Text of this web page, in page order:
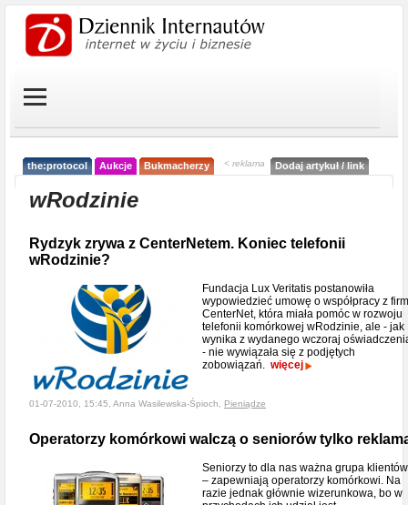
the:protocol Aukcje Bukmacherzy < reklama Dodaj artykuł / link
wRodzinie
Rydzyk zrywa z CenterNetem. Koniec telefonii
wRodzinie?
Fundacja Lux Veritatis postanowiła
wypowiedzieć umowę o współpracy z
CenterNet, która miała pomóc w rozwoju
telefonii komórkowej wRodzinie, ale - jak
wynika z wydanego wczoraj
- nie wywiązała się z podjętych
zobowiązań. więcej
01-07-2010, 15:45, Anna Wasilewska-Śpioch, Pieniądze
Operatorzy komórkowi walczą o seniorów tylko
Seniorzy to dla nas ważna grupa klientów
– zapewniają operatorzy komórkowi. Na
razie jednak głównie wizerunkowa, bo w